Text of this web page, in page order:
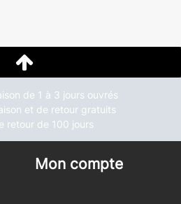
de 1 à 3 jours ouvrés
et de retour gratuits
retour de 100 jours
Mon compte